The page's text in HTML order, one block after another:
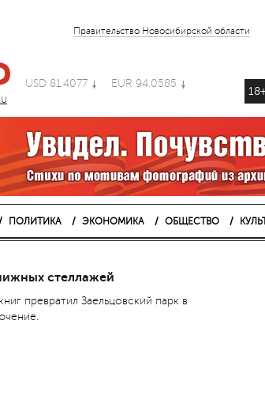
Правительство Новосибирской области
USD 81.4077 EUR 94.0585
ПОЛИТИКА ЭКОНОМИКА ОБЩЕСТВО
стеллажей
превратил Заельцовский парк в